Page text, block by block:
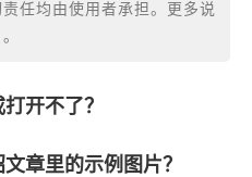
任均由使用者承担。更多说
开不了？
章里的示例图片？